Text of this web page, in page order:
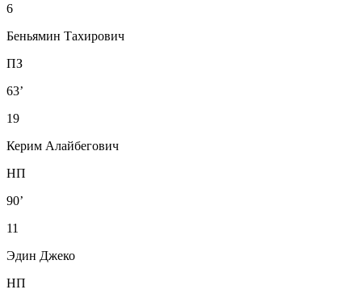
6
Беньямин Тахирович
ПЗ
63’
19
Керим Алайбегович
НП
90’
11
Эдин Джеко
НП